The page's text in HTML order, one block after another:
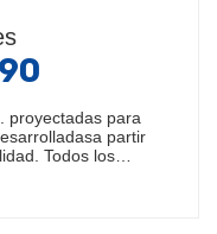
proyectadas para
partir
Todos los…